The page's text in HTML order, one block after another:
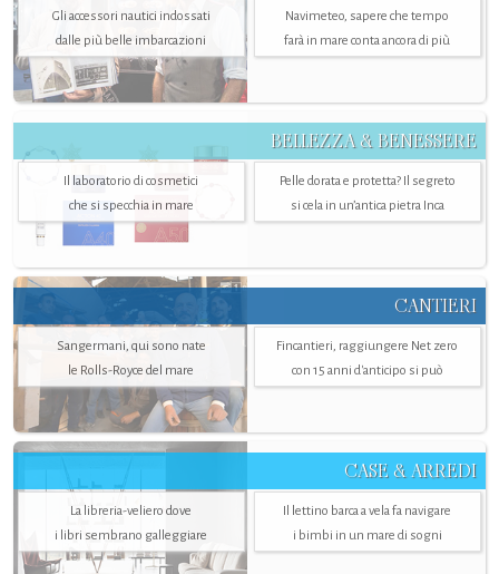
Gli accessori nautici indossati
dalle più belle imbarcazioni
Navimeteo, sapere che tempo
farà in mare conta ancora di più
BELLEZZA & BENESSERE
Il laboratorio di cosmetici
che si specchia in mare
Pelle dorata e protetta? Il segreto
si cela in un’antica pietra Inca
CANTIERI
Sangermani, qui sono nate
le Rolls-Royce del mare
Fincantieri, raggiungere Net zero
con 15 anni d'anticipo si può
CASE & ARREDI
La libreria-veliero dove
i libri sembrano galleggiare
Il lettino barca a vela fa navigare
i bimbi in un mare di sogni